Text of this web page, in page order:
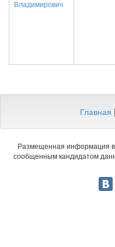
Владимирович
Главная
Размещенная информация
сообщенным кандидатом